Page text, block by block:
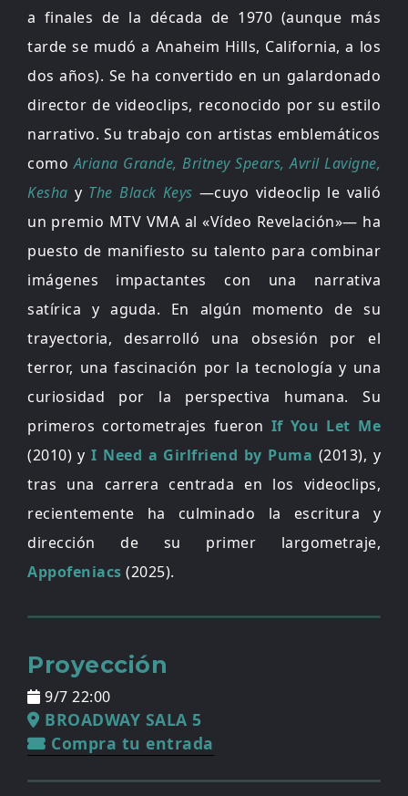
a finales de la década de 1970 (aunque más
tarde se mudó a Anaheim Hills, California, a los
dos años). Se ha convertido en un galardonado
director de videoclips, reconocido por su estilo
narrativo. Su trabajo con artistas emblemáticos
comoAriana Grande, Britney Spears, Avril Lavigne,
Kesha y The Black Keys —cuyo videoclip le valió
un premio MTV VMA al «Vídeo Revelación»— ha
puesto de manifiesto su talento para combinar
imágenes impactantes con una narrativa
satírica y aguda. En algún momento de su
trayectoria, desarrolló una obsesión por el
terror, una fascinación por la tecnología y una
curiosidad por la perspectiva humana. Su
primeros cortometrajes fueron If You Let Me
(2010) y I Need a Girlfriend by Puma (2013), y
tras una carrera centrada en los videoclips,
recientemente ha culminado la escritura y
dirección de su primer largometraje,
Appofeniacs (2025).
Proyección
9/7 22:00
BROADWAY SALA 5
Compra tu entrada